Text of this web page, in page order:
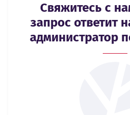
Свяжитесь с
запрос ответит
администратор